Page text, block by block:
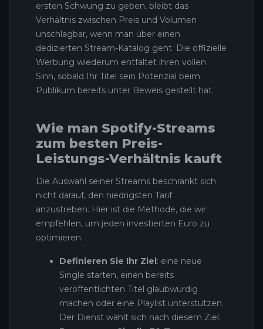
ersten Schwung zu geben, bleibt das
Verhältnis zwischen Preis und Volumen
unschlagbar, wenn man über einen
dedizierten Stream-Katalog geht. Die offizielle
Werbung wiederum entfaltet ihren vollen
Sinn, sobald Ihr Titel sein Potenzial beim
Publikum bereits unter Beweis gestellt hat.
Wie man Spotify-Streams
zum besten Preis-
Leistungs-Verhältnis kauft
Die Auswahl seiner Streams beschränkt sich
nicht darauf, den niedrigsten Tarif
anzustreben. Hier ist die Methode, die wir
empfehlen, um jeden investierten Euro zu
optimieren.
Definieren Sie Ihr Ziel: eine neue
Single starten, einen bereits
veröffentlichten Titel glaubwürdig
machen oder eine Playlist unterstützen.
Der Dienst wählt sich nach diesem Ziel.